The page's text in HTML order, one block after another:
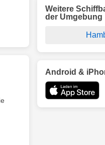
Weitere
der Umgebung
Android &